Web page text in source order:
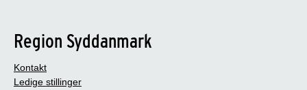
Region Syddanmark
Kontakt
Ledige stillinger